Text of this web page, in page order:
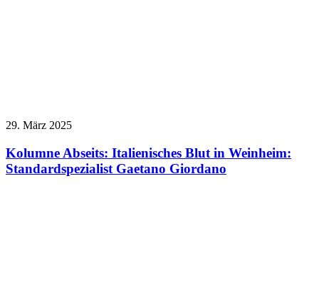
29. März 2025
Kolumne Abseits: Italienisches Blut in Weinheim:
Standardspezialist Gaetano Giordano